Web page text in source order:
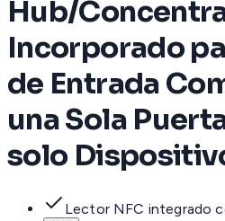
Hub/
Incorporado
de Entrada
una Sola
solo
Lector NFC integrado